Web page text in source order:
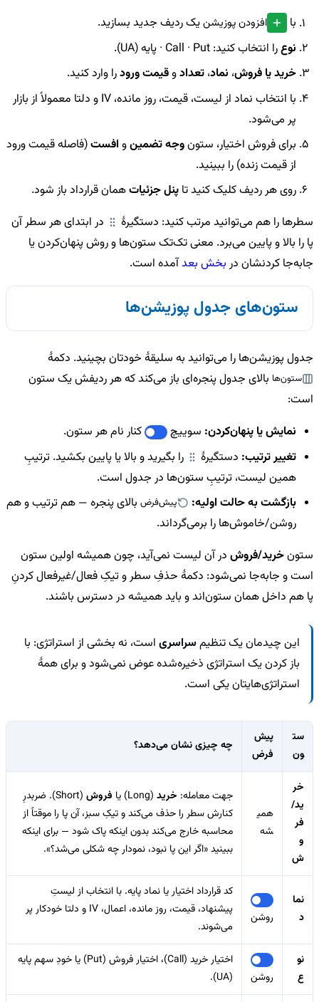
با
افزودن پوزیشنیک ردیف جدید بسازید.
نوعرا انتخاب کنید: Call · Put · پایه (UA).
خرید یا فروش، نماد، تعدادوقیمت ورودرا وارد کنید.
با انتخاب نماد از لیست، قیمت، روز مانده، IV و دلتا معمولاً از بازار
پر می‌شود.
برای فروش اختیار، ستونوجه تضمینو افست(فاصله قیمت ورود
از قیمت زنده) را ببینید.
روی هر ردیف کلیک کنید تا پنل جزئیاتهمان قرارداد باز شود.
سطرها را هم می‌توانید مرتب کنید: دستگیرهٔ
در ابتدای هر سطر آن
پا را بالا و پایین می‌برد. معنی تک‌تک ستون‌ها و روش پنهان‌کردن یا
جابه‌جا کردنشان در بخش بعدآمده است.
ستون‌های جدول پوزیشن‌ها
جدول پوزیشن‌ها را می‌توانید به سلیقهٔ خودتان بچینید. دکمهٔ
ستون‌ها بالای جدول پنجره‌ای باز می‌کند که هر ردیفش یک ستون
است:
نمایش یا پنهان‌کردن: سوییچ
کنار نام هر ستون.
تغییر ترتیب: دستگیرهٔ
را بگیرید و بالا یا پایین بکشید. ترتیبِ
همین لیست، ترتیبِ ستون‌ها در جدول است.
بازگشت به حالت اولیه:
پیش‌فرض بالای پنجره — هم ترتیب و هم
روشن/خاموش‌ها را برمی‌گرداند.
ستونخرید/فروش در آن لیست نمی‌آید، چون همیشه اولین ستون
است و جابه‌جا نمی‌شود: دکمهٔ حذفِ سطر و تیکِ فعال/غیرفعال کردنِ
پا هم داخل همان ستون‌اند و باید همیشه در دسترس باشند.
این چیدمان یک تنظیم سراسری است، نه بخشی از استراتژی: با
باز کردن یک استراتژی ذخیره‌شده عوض نمی‌شود و برای همهٔ
استراتژی‌هایتان یکی است.
ست
ون
پیش‌
فرض
چه چیزی نشان می‌دهد؟
خر
ید/
فر
و
ش
همی
شه
جهت معامله: خرید (Long) یا فروش
(Short). ضربدرِ
کنارش سطر را حذف می‌کند و تیکِ سبز، آن پا را موقتاً از
محاسبه خارج می‌کند بدون اینکه پاک شود — برای اینکه
ببینید «اگر این پا نبود، نمودار چه شکلی می‌شد؟».
نما
د
روشن
کد قرارداد اختیار یا نماد پایه. با انتخاب از لیستِ
پیشنهاد، قیمت، روز مانده، اعمال، IV و دلتا خودکار پر
می‌شوند.
نو
ع
روشن
اختیار خرید (Call)، اختیار فروش (Put) یا خودِ سهم پایه
(UA).